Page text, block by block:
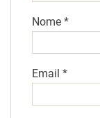
Nome *
Email *